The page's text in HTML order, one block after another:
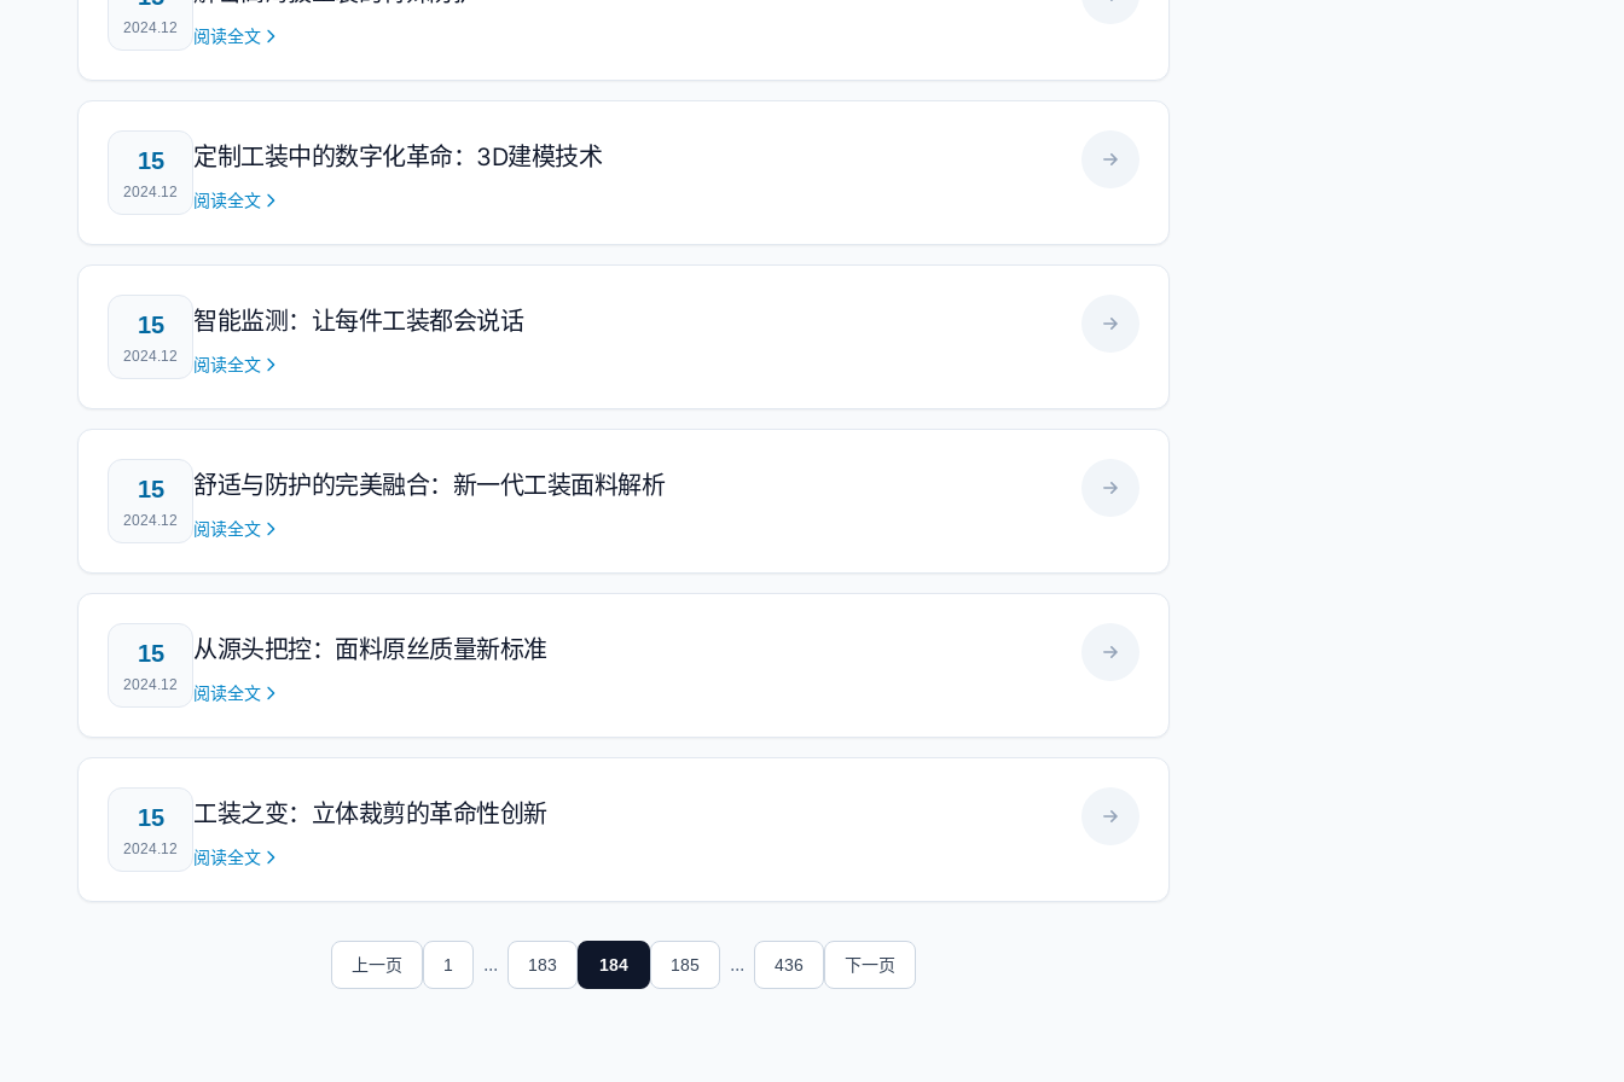
2024.12 阅读全文
15
2024.12
定制工装中的数字化革命：3D建模技术
阅读全文
15
2024.12
智能监测：让每件工装都会说话
阅读全文
15
2024.12
舒适与防护的完美融合：新一代工装面料解析
阅读全文
15
2024.12
从源头把控：面料原丝质量新标准
阅读全文
15
2024.12
工装之变：立体裁剪的革命性创新
阅读全文
上一页 1 ... 183 184 185 ... 436 下一页